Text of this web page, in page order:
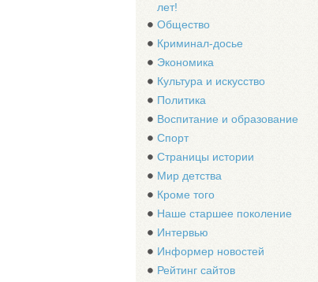
лет!
Общество
Криминал-досье
Экономика
Культура и искусство
Политика
Воспитание и образование
Спорт
Страницы истории
Мир детства
Кроме того
Наше старшее поколение
Интервью
Информер новостей
Рейтинг сайтов